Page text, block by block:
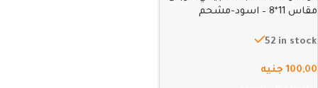
مقاس 11*8 – اسود-مشحم
52 in stock
100,00 جنيه